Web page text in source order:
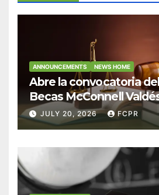
ANNOUNCEMENTS NEWS HOME
Abre la convocatoria
Becas McConnell
Escudero Viera para
Derecho en Puerto
JULY 20, 2026 FCPR